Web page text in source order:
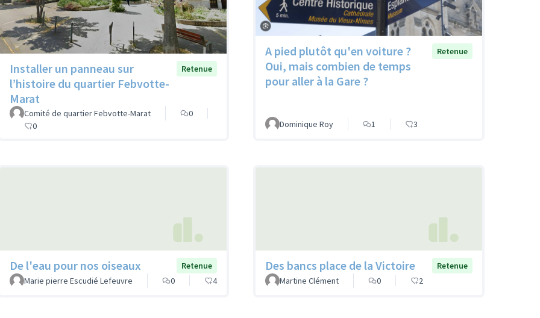
Installer un panneau sur
l’histoire du quartier Febvotte-
Marat
Retenue
Comité de quartier Febvotte-Marat
0
0
A pied plutôt qu'en voiture ?
Oui, mais combien de temps
pour aller à la Gare ?
Retenue
Dominique Roy 1 3
De l'eau pour nos oiseaux
Retenue
Marie pierre Escudié Lefeuvre
0 4
Des bancs place de la Victoire
Retenue
Martine Clément
0 2